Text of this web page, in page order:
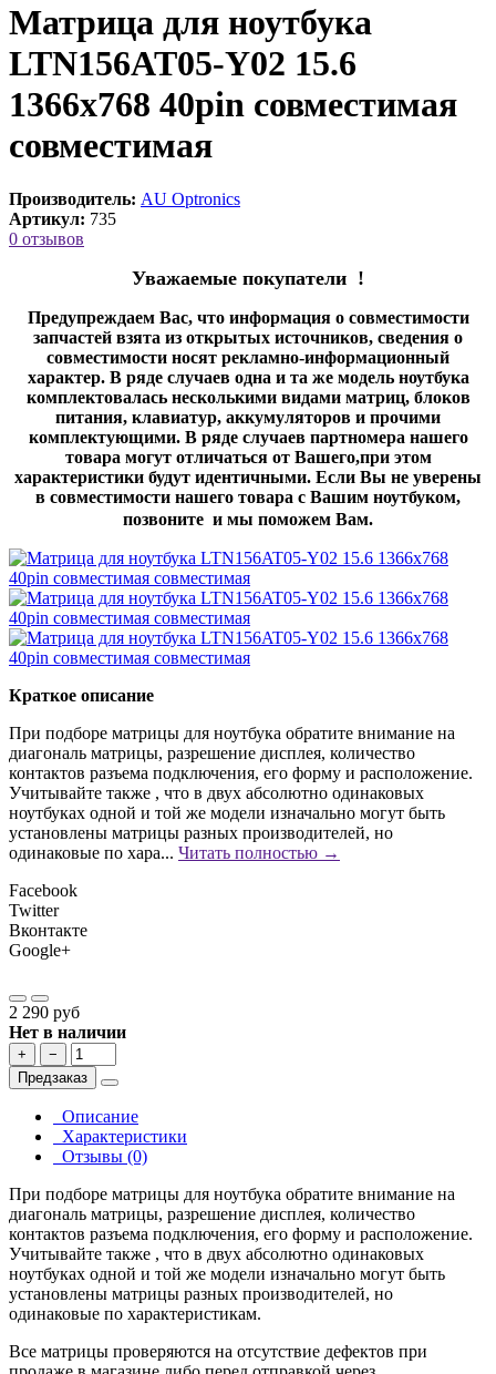
Матрица для ноутбука
LTN156AT05-Y02 15.6
1366x768 40pin совместимая
cовместимая
Производитель: AU Optronics
Артикул: 735
0 отзывов
Уважаемые покупатели !
Предупреждаем Вас, что информация о совместимости
запчастей взята из открытых источников, сведения о
совместимости носят рекламно-информационный
характер. В ряде случаев одна и та же модель ноутбука
комплектовалась несколькими видами матриц, блоков
питания, клавиатур, аккумуляторов и прочими
комплектующими. В ряде случаев партномера нашего
товара могут отличаться от Вашего,при этом
характеристики будут идентичными. Если Вы не уверены
в совместимости нашего товара с Вашим ноутбуком,
позвоните и мы поможем Вам.
Краткое описание
При подборе матрицы для ноутбука обратите внимание на
диагональ матрицы, разрешение дисплея, количество
контактов разъема подключения, его форму и расположение.
Учитывайте также , что в двух абсолютно одинаковых
ноутбуках одной и той же модели изначально могут быть
установлены матрицы разных производителей, но
одинаковые по хара... Читать полностью →
Facebook
Twitter
Вконтакте
Google+
2 290 руб
Нет в наличии
+
−
Предзаказ
Описание
Характеристики
Отзывы (0)
При подборе матрицы для ноутбука обратите внимание на
диагональ матрицы, разрешение дисплея, количество
контактов разъема подключения, его форму и расположение.
Учитывайте также , что в двух абсолютно одинаковых
ноутбуках одной и той же модели изначально могут быть
установлены матрицы разных производителей, но
одинаковые по характеристикам.
Все матрицы проверяются на отсутствие дефектов при